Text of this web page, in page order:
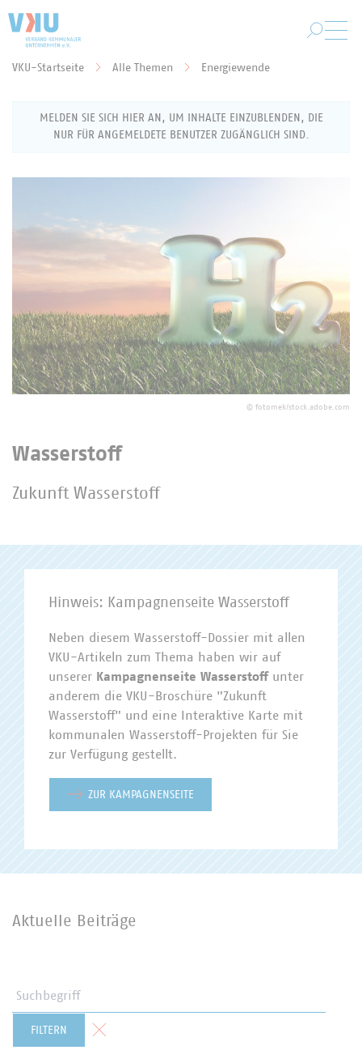
VKU-Startseite Alle Themen Energiewende
MELDEN SIE SICH HIER AN, UM INHALTE EINZUBLENDEN, DIE
NUR FÜR ANGEMELDETE BENUTZER ZUGÄNGLICH SIND.
Geben Sie Ihren Benutzernamen (Ihre E-Mail-
Mitgliederbereich anzumelden.
Benutzername
Passwort
© fotomek/stock.adobe.com
Wasserstoff
Zukunft Wasserstoff
Hinweis: Kampagnenseite Wasserstoff
Neben diesem Wasserstoff-Dossier mit allen
VKU-Artikeln zum Thema haben wir auf
unserer Kampagnenseite Wasserstoffunter
anderem die VKU-Broschüre "Zukunft
Wasserstoff" und eine Interaktive Karte mit
kommunalen Wasserstoff-Projekten für Sie
zur Verfügung gestellt.
ZUR KAMPAGNENSEITE
Aktuelle Beiträge
FILTERN Formular zurücksetzen